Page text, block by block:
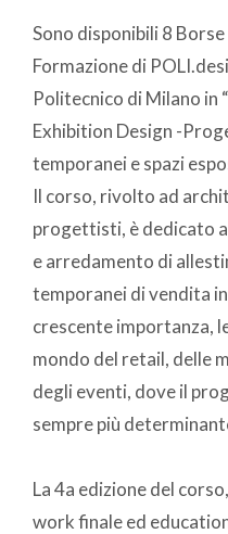
Sono disponibili 8
Formazione di
Politecnico di Milano in
Exhibition Design -
temporanei e spazi
Il corso, rivolto ad
progettisti, è dedicato
e arredamento di
temporanei di vendita
crescente importanza,
mondo del retail, delle
degli eventi, dove il
sempre più
La 4a edizione del
work finale ed